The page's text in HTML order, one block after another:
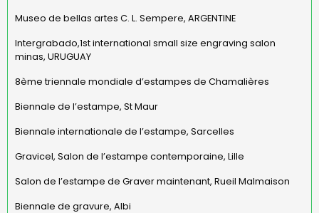
Museo de bellas artes C. L. Sempere, ARGENTINE
Intergrabado,1st international small size engraving salon
minas, URUGUAY
8ème triennale mondiale d’estampes de Chamalières
Biennale de l’estampe, St Maur
Biennale internationale de l’estampe, Sarcelles
Gravicel, Salon de l’estampe contemporaine, Lille
Salon de l’estampe de Graver maintenant, Rueil Malmaison
Biennale de gravure, Albi